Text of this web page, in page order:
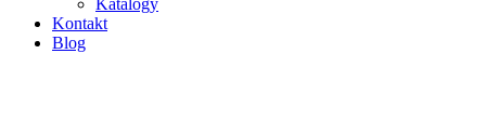
Katalógy
Kontakt
Blog